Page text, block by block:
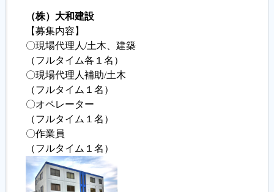
（株）大和建設
【募集内容】
〇現場代理人/土木、建築
（フルタイム各１名）
〇現場代理人補助/土木
（フルタイム１名）
〇オペレーター
（フルタイム１名）
〇作業員
（フルタイム１名）